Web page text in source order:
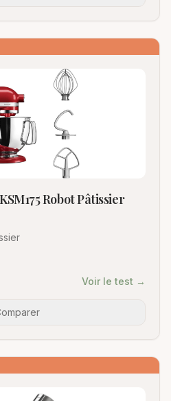
Robot Pâtissier
Voir le test →